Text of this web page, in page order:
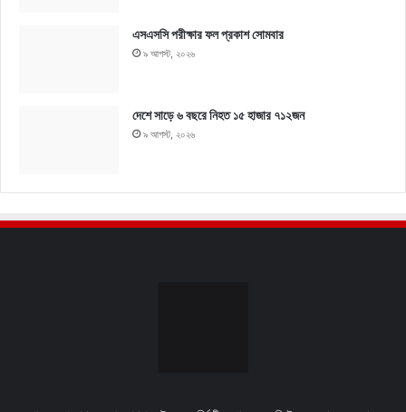
এসএসসি পরীক্ষার ফল প্রকাশ সোমবার
৯ আগস্ট, ২০২৬
দেশে সাড়ে ৬ বছরে নিহত ১৫ হাজার ৭১২জন
৯ আগস্ট, ২০২৬